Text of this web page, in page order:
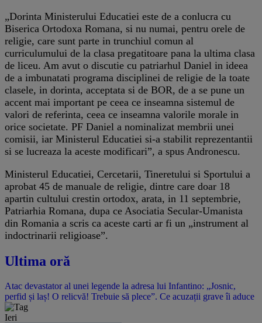
„Dorinta Ministerului Educatiei este de a conlucra cu
Biserica Ortodoxa Romana, si nu numai, pentru orele de
religie, care sunt parte in trunchiul comun al
curriculumului de la clasa pregatitoare pana la ultima clasa
de liceu. Am avut o discutie cu patriarhul Daniel in ideea
de a imbunatati programa disciplinei de religie de la toate
clasele, in dorinta, acceptata si de BOR, de a se pune un
accent mai important pe ceea ce inseamna sistemul de
valori de referinta, ceea ce inseamna valorile morale in
orice societate. PF Daniel a nominalizat membrii unei
comisii, iar Ministerul Educatiei si-a stabilit reprezentantii
si se lucreaza la aceste modificari”, a spus Andronescu.
Ministerul Educatiei, Cercetarii, Tineretului si Sportului a
aprobat 45 de manuale de religie, dintre care doar 18
apartin cultului crestin ortodox, arata, in 11 septembrie,
Patriarhia Romana, dupa ce Asociatia Secular-Umanista
din Romania a scris ca aceste carti ar fi un „instrument al
indoctrinarii religioase”.
Ultima oră
Atac devastator al unei legende la adresa lui Infantino: „Josnic,
perfid și laș! O relicvă! Trebuie să plece”. Ce acuzații grave îi aduce
Ieri